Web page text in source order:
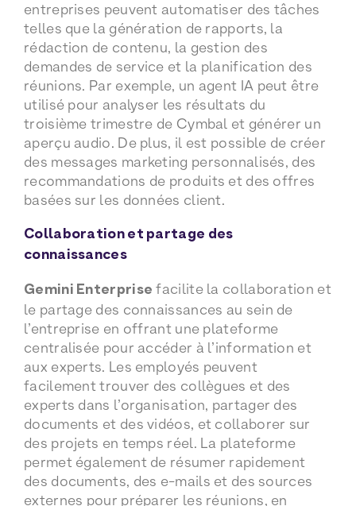
entreprises peuvent automatiser des tâches
telles que la génération de rapports, la
rédaction de contenu, la gestion des
demandes de service et la planification des
réunions. Par exemple, un agent IA peut être
utilisé pour analyser les résultats du
troisième trimestre de Cymbal et générer un
aperçu audio. De plus, il est possible de créer
des messages marketing personnalisés, des
recommandations de produits et des offres
basées sur les données client.
Collaboration et partage des
connaissances
Gemini Enterprise facilite la collaboration et
le partage des connaissances au sein de
l’entreprise en offrant une plateforme
centralisée pour accéder à l’information et
aux experts. Les employés peuvent
facilement trouver des collègues et des
experts dans l’organisation, partager des
documents et des vidéos, et collaborer sur
des projets en temps réel. La plateforme
permet également de résumer rapidement
des documents, des e-mails et des sources
externes pour préparer les réunions, en